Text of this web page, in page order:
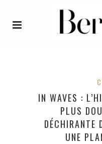
IN WAVES :
PLUS
DÉCHIRANTE
UNE